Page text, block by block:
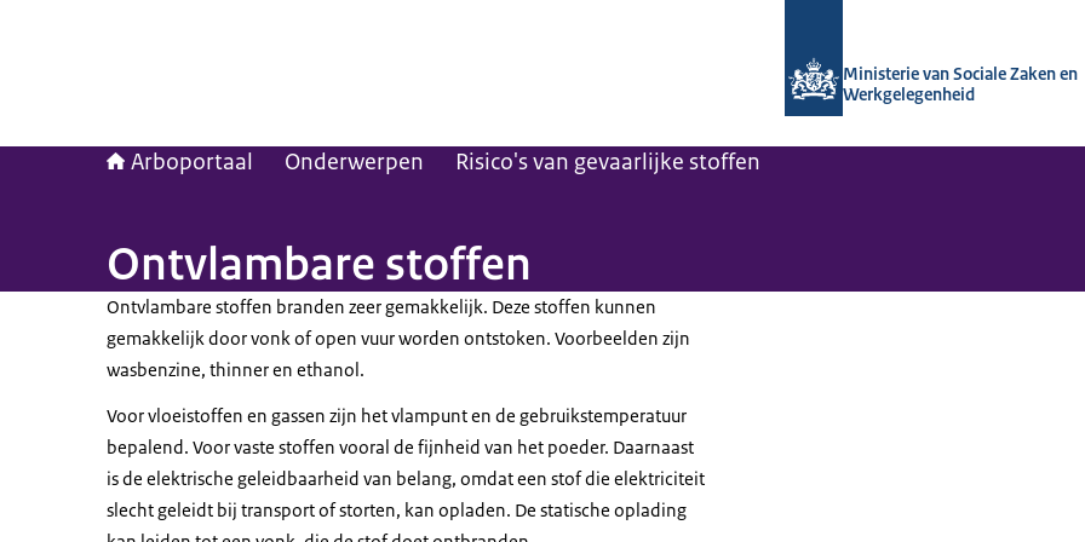
Ministerie van Sociale Zaken en
Werkgelegenheid
Arboportaal Onderwerpen Risico's van gevaarlijke stoffen
Ontvlambare stoffen
Ontvlambare stoffen branden zeer gemakkelijk. Deze stoffen kunnen
gemakkelijk door vonk of open vuur worden ontstoken. Voorbeelden zijn
wasbenzine, thinner en ethanol.
Voor vloeistoffen en gassen zijn het vlampunt en de gebruikstemperatuur
bepalend. Voor vaste stoffen vooral de fijnheid van het poeder. Daarnaast
is de elektrische geleidbaarheid van belang, omdat een stof die elektriciteit
slecht geleidt bij transport of storten, kan opladen. De statische oplading